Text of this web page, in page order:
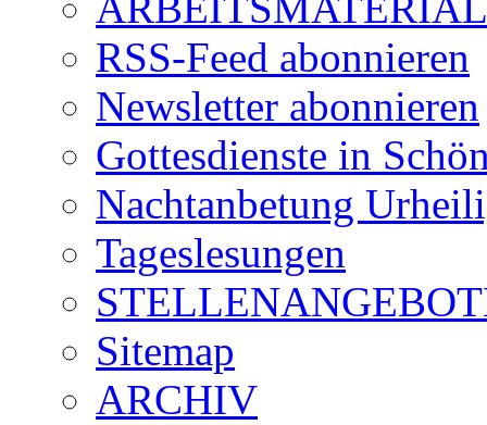
RSS-Feed abonnieren
Newsletter abonnieren
Gottesdienste in
Nachtanbetung
Tageslesungen
Sitemap
ARCHIV